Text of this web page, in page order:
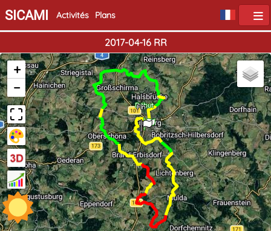
SICAMI Activités Plans
2017-04-16 RR
Début
Fin
+
−